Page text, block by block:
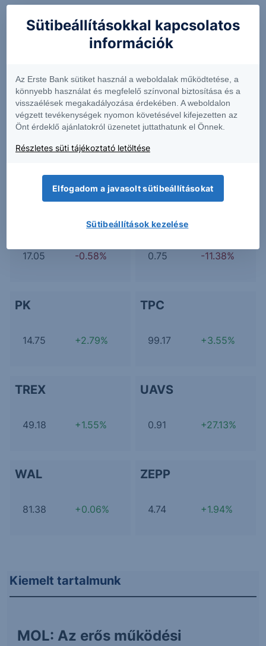
2.08 -2.12%
GL
183.76 -1.21%
GTLS
17.05 -0.58%
NRDY
0.75 -11.38%
PK
14.75 +2.79%
TPC
99.17 +3.55%
TREX
49.18 +1.55%
UAVS
0.91 +27.13%
WAL
81.38 +0.06%
ZEPP
4.74 +1.94%
Kiemelt tartalmunk
MOL: Az erős működési
Sütibeállításokkal kapcsolatos
információk
Az Erste Bank sütiket használ a weboldalak működtetése, a
könnyebb használat és megfelelő színvonal biztosítása és a
visszaélések megakadályozása érdekében. A weboldalon
végzett tevékenységek nyomon követésével kifejezetten az
Önt érdeklő ajánlatokról üzenetet juttathatunk el Önnek.
Részletes süti tájékoztató letöltése
Elfogadom a javasolt sütibeállításokat
Sütibeállítások kezelése